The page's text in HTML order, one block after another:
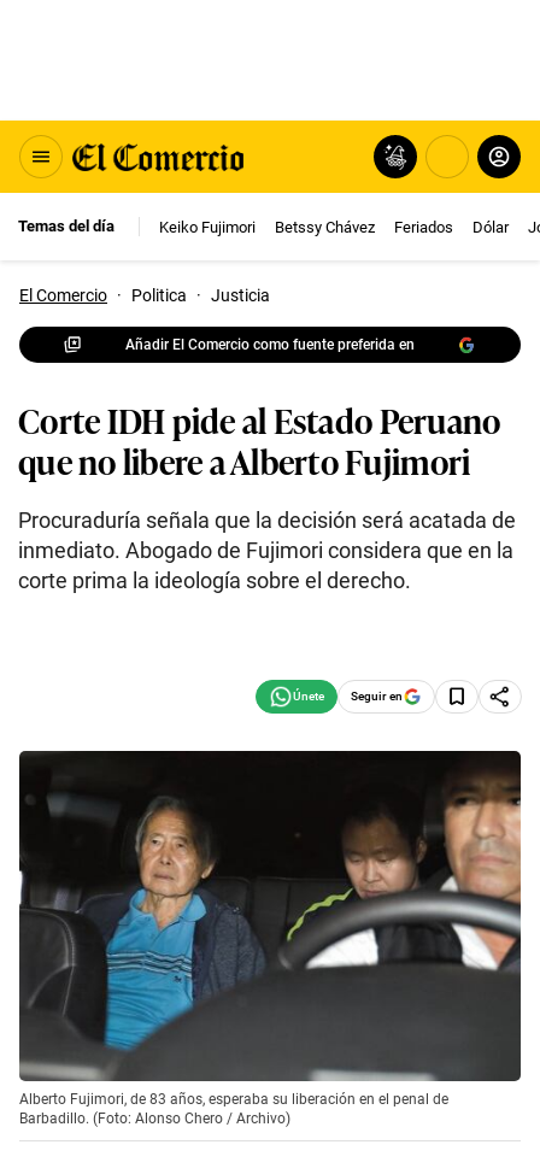
Temas del día Keiko Fujimori Betssy Chávez Feriados Dólar
El Comercio · Politica · Justicia
Añadir El Comercio como fuente preferida en
Corte IDH pide al Estado Peruano
que no libere a Alberto Fujimori
Procuraduría señala que la decisión será acatada de
inmediato. Abogado de Fujimori considera que en la
corte prima la ideología sobre el derecho.
Seguir en
Alberto Fujimori, de 83 años, esperaba su liberación en el penal de
Barbadillo. (Foto: Alonso Chero / Archivo)